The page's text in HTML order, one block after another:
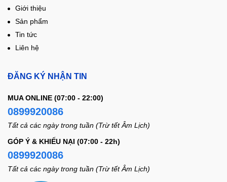
Giới thiệu
Sản phẩm
Tin tức
Liên hệ
ĐĂNG KÝ NHẬN TIN
MUA ONLINE (07:00 - 22:00)
0899920086
Tất cả các ngày trong tuần (Trừ tết Âm Lịch)
GÓP Ý & KHIẾU NẠI (07:00 - 22h)
0899920086
Tất cả các ngày trong tuần (Trừ tết Âm Lịch)